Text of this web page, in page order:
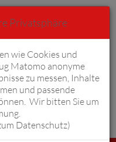
0
Privatsphäre
wie Cookies und
Matomo anonyme
zu messen, Inhalte
und passende
Wir bitten Sie um
Datenschutz)